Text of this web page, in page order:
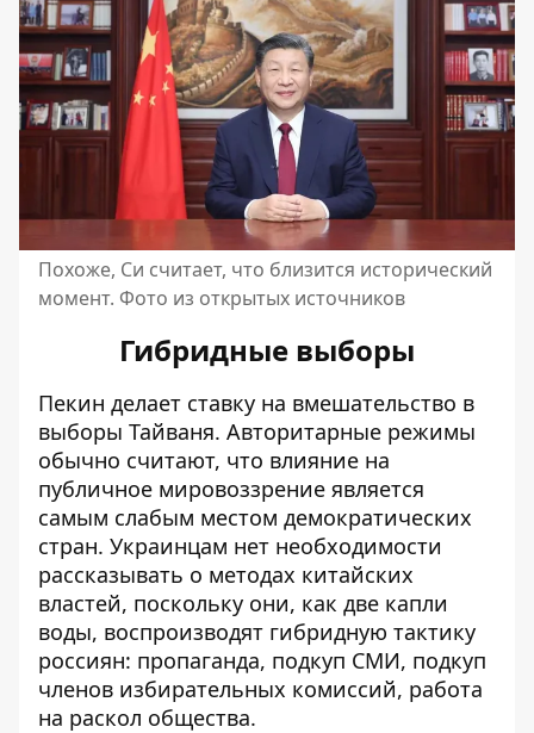
Похоже, Си считает, что близится исторический
момент. Фото из открытых источников
Гибридные выборы
Пекин делает ставку на вмешательство в
выборы Тайваня. Авторитарные режимы
обычно считают, что влияние на
публичное мировоззрение является
самым слабым местом демократических
стран. Украинцам нет необходимости
рассказывать о методах китайских
властей, поскольку они, как две капли
воды, воспроизводят гибридную тактику
россиян: пропаганда, подкуп СМИ, подкуп
членов избирательных комиссий, работа
на раскол общества.